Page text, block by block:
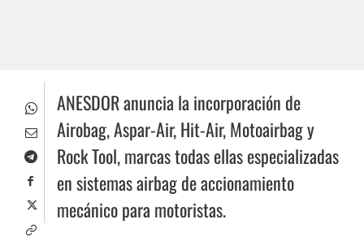
ANESDOR anuncia la incorporación de
Airobag, Aspar-Air, Hit-Air, Motoairbag y
Rock Tool, marcas todas ellas especializadas
en sistemas airbag de accionamiento
mecánico para motoristas.